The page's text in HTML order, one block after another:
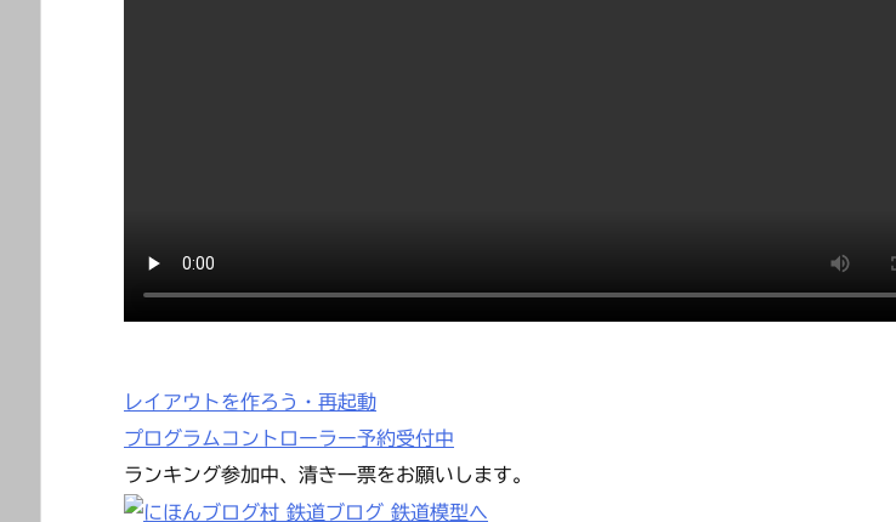
レイアウトを作ろう・再起動
プログラムコントローラー予約受付中
ランキング参加中、清き一票をお願いします。